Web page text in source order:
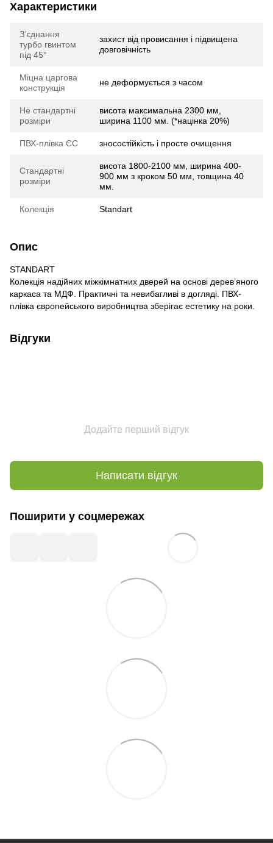
Характеристики
З’єднання
турбо гвинтом
під 45°
захист від провисання і підвищена
довговічність
Міцна царгова
конструкція
не деформується з часом
Не стандартні
розміри
висота максимальна 2300 мм,
ширина 1100 мм. (*націнка 20%)
ПВХ-плівка ЄС зносостійкість і просте очищення
Стандартні
розміри
висота 1800-2100 мм, ширина 400-
900 мм з кроком 50 мм, товщина 40
мм.
Колекція Standart
Опис
STANDART
Колекція надійних міжкімнатних дверей на основі дерев’яного
каркаса та МДФ. Практичні та невибагливі в догляді. ПВХ-
плівка європейського виробництва зберігає естетику на роки.
Відгуки
Додайте перший відгук
Написати відгук
Поширити у соцмережах